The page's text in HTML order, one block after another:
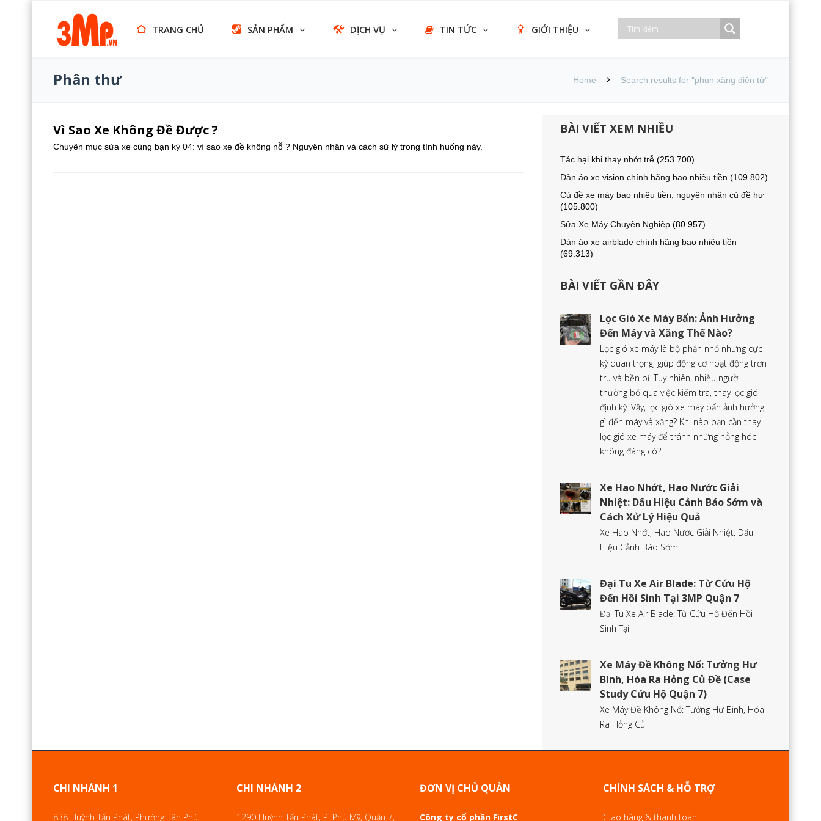
TRANG CHỦ SẢN PHẨM DỊCH VỤ TIN TỨC GIỚI THIỆU
Phân thư Home Search results for "phun xăng điện tử"
Vì Sao Xe Không Đề Được ?
Chuyên mục sửa xe cùng bạn kỳ 04: vì sao xe đề không nỗ ? Nguyên nhân và cách sử lý trong tình huống này.
BÀI VIẾT XEM NHIỀU
Tác hại khi thay nhớt trễ (253.700)
Dàn áo xe vision chính hãng bao nhiêu tiền (109.802)
Củ đề xe máy bao nhiêu tiền, nguyên nhân củ đề hư
(105.800)
Sửa Xe Máy Chuyên Nghiệp (80.957)
Dàn áo xe airblade chính hãng bao nhiêu tiền
(69.313)
BÀI VIẾT GẦN ĐÂY
Lọc Gió Xe Máy Bẩn: Ảnh Hưởng
Đến Máy và Xăng Thế Nào?
Lọc gió xe máy là bộ phận nhỏ nhưng cực
kỳ quan trọng, giúp động cơ hoạt động trơn
tru và bền bỉ. Tuy nhiên, nhiều người
thường bỏ qua việc kiểm tra, thay lọc gió
định kỳ. Vậy, lọc gió xe máy bẩn ảnh hưởng
gì đến máy và xăng? Khi nào bạn cần thay
lọc gió xe máy để tránh những hỏng hóc
không đáng có?
Xe Hao Nhớt, Hao Nước Giải
Nhiệt: Dấu Hiệu Cảnh Báo Sớm và
Cách Xử Lý Hiệu Quả
Xe Hao Nhớt, Hao Nước Giải Nhiệt: Dấu
Hiệu Cảnh Báo Sớm
Đại Tu Xe Air Blade: Từ Cứu Hộ
Đến Hồi Sinh Tại 3MP Quận 7
Đại Tu Xe Air Blade: Từ Cứu Hộ Đến Hồi
Sinh Tại
Xe Máy Đề Không Nổ: Tưởng Hư
Bình, Hóa Ra Hỏng Củ Đề (Case
Study Cứu Hộ Quận 7)
Xe Máy Đề Không Nổ: Tưởng Hư Bình, Hóa
Ra Hỏng Củ
CHI NHÁNH 1
838 Huỳnh Tấn Phát, Phường Tân Phú,
CHI NHÁNH 2
1290 Huỳnh Tấn Phát, P. Phú Mỹ, Quận 7,
ĐƠN VỊ CHỦ QUẢN
Công ty cổ phần FirstC
CHÍNH SÁCH & HỖ TRỢ
Giao hàng & thanh toán